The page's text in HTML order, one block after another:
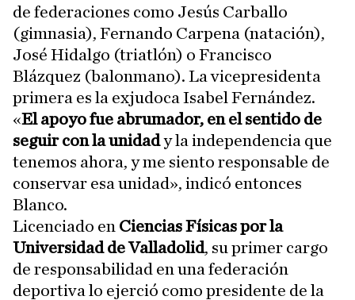
de federaciones como Jesús Carballo
(gimnasia), Fernando Carpena (natación),
José Hidalgo (triatlón) o Francisco
Blázquez (balonmano). La vicepresidenta
primera es la exjudoca Isabel Fernández.
«El apoyo fue abrumador, en el sentido de
seguir con la unidady la independencia que
tenemos ahora, y me siento responsable de
conservar esa unidad», indicó entonces
Blanco.
Licenciado en Ciencias Físicas por la
Universidad de Valladolid, su primer cargo
de responsabilidad en una federación
deportiva lo ejerció como presidente de la